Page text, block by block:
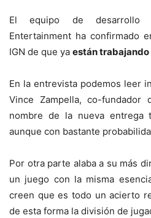
El equipo de desarrollo
Entertainment ha confirmado
IGN de que ya están trabajando
En la entrevista podemos leer
Vince Zampella, co-
nombre de la nueva entrega
aunque con bastante
Por otra parte alaba a su más
un juego con la misma
creen que es todo un acierto
de esta forma la división de